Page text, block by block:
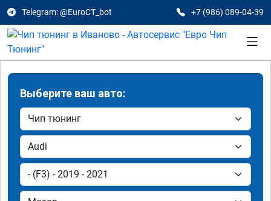
Telegram: @EuroCT_bot +7 (986) 089-04-39
Выберите ваш авто: